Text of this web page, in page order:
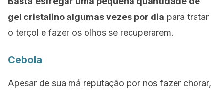
gel cristalino algumas vezes por dia para tratar
o terçol e fazer os olhos se recuperarem.
Cebola
Apesar de sua má reputação por nos fazer chorar,